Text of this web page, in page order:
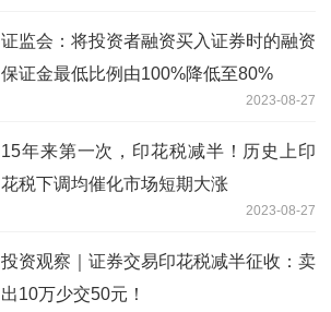
证监会：将投资者融资买入证券时的融资
保证金最低比例由100%降低至80%
2023-08-27
15年来第一次，印花税减半！历史上印
花税下调均催化市场短期大涨
2023-08-27
投资观察｜证券交易印花税减半征收：卖
出10万少交50元！